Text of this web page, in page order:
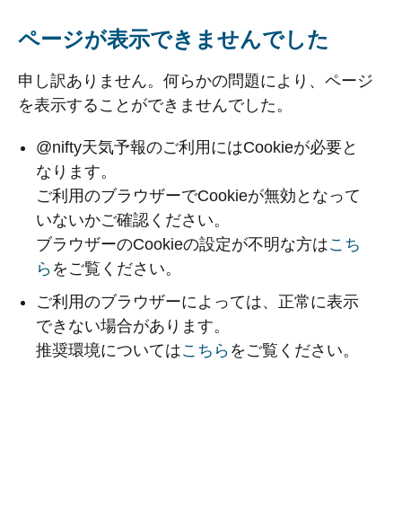
ページが表示できませんでした
申し訳ありません。何らかの問題により、ページ
を表示することができませんでした。
@nifty天気予報のご利用にはCookieが必要と
なります。
ご利用のブラウザーでCookieが無効となって
いないかご確認ください。
ブラウザーのCookieの設定が不明な方はこち
ら をご覧ください。
ご利用のブラウザーによっては、正常に表示
できない場合があります。
推奨環境についてはこちら をご覧ください。